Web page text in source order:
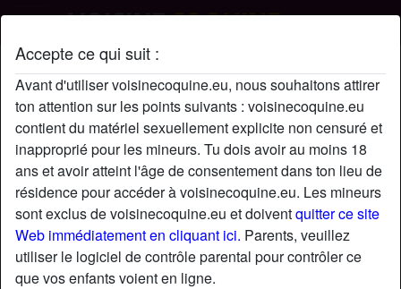
Accepte ce qui suit :
Avant d'utiliser voisinecoquine.eu, nous souhaitons attirer
ton attention sur les points suivants : voisinecoquine.eu
contient du matériel sexuellement explicite non censuré et
inapproprié pour les mineurs. Tu dois avoir au moins 18
ans et avoir atteint l'âge de consentement dans ton lieu de
résidence pour accéder à voisinecoquine.eu. Les mineurs
sont exclus de voisinecoquine.eu et doiventquitter ce site
Web immédiatement en cliquant ici. Parents, veuillez
utiliser le logiciel de contrôle parental pour contrôler ce
que vos enfants voient en ligne.
pilk's profil